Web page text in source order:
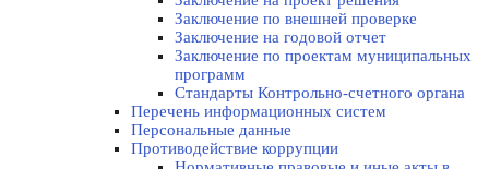
Заключение по внешней проверке
Заключение на годовой отчет
Заключение по проектам муниципальных
программ
Стандарты Контрольно-счетного органа
Перечень информационных систем
Персональные данные
Противодействие коррупции